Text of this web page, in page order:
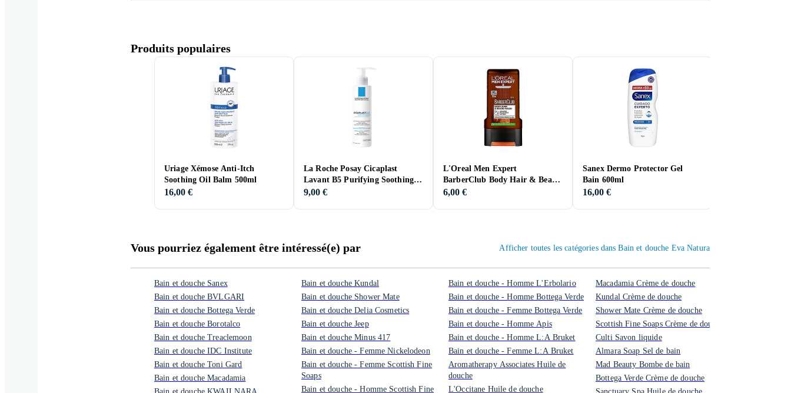
Produits populaires
Uriage Xémose Anti-Itch
Soothing Oil Balm 500ml
16,00 €
La Roche Posay Cicaplast
Lavant B5 Purifying Soothing
Foaming Gel 200ml
9,00 €
L'Oreal Men Expert
BarberClub Body Hair & Beard
Shower Gel 300ml
6,00 €
Sanex Dermo Protector Gel
Bain 600ml
16,00 €
Vous pourriez également être intéressé(e) par Afficher toutes les catégories dans Bain et douche Eva Natura
Bain et douche Sanex
Bain et douche BVLGARI
Bain et douche Bottega Verde
Bain et douche Borotalco
Bain et douche Treaclemoon
Bain et douche IDC Institute
Bain et douche Toni Gard
Bain et douche Macadamia
Bain et douche Kundal
Bain et douche Shower Mate
Bain et douche Delia Cosmetics
Bain et douche Jeep
Bain et douche Minus 417
Bain et douche - Femme Nickelodeon
Bain et douche - Femme Scottish Fine
Soaps
Bain et douche - Homme Scottish Fine
Bain et douche - Homme L'Erbolario
Bain et douche - Homme Bottega Verde
Bain et douche - Femme Bottega Verde
Bain et douche - Homme Apis
Bain et douche - Homme L:A Bruket
Bain et douche - Femme L:A Bruket
Aromatherapy Associates Huile de
douche
L'Occitane Huile de douche
Macadamia Crème de douche
Kundal Crème de douche
Shower Mate Crème de douche
Scottish Fine Soaps Crème de douche
Culti Savon liquide
Almara Soap Sel de bain
Mad Beauty Bombe de bain
Bottega Verde Crème de douche